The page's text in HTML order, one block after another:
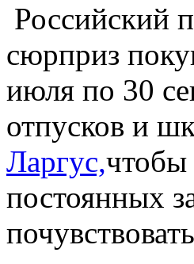
Российский
сюрприз
июля по 30
отпусков и
Ларгус,чтобы
постоянных